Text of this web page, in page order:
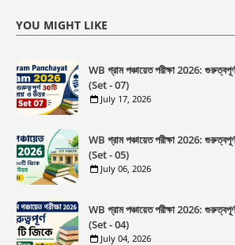
YOU MIGHT LIKE
WB গ্রাম পঞ্চায়েত পরীক্ষা 2026:
(Set - 07)
July 17, 2026
WB গ্রাম পঞ্চায়েত পরীক্ষা 2026:
(Set - 05)
July 06, 2026
WB গ্রাম পঞ্চায়েত পরীক্ষা 2026:
(Set - 04)
July 04, 2026